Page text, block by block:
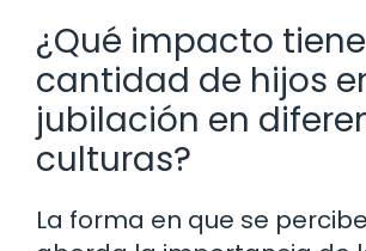
¿Qué impacto
cantidad de hijos
jubilación en
culturas?
La forma en que se